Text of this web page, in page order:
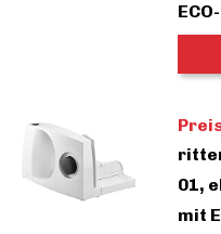
01,
mit